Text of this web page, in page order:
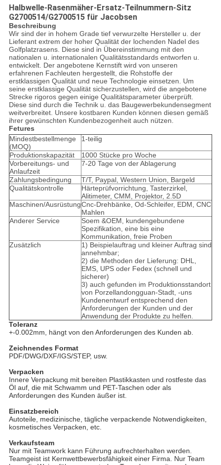
Halbwelle-Rasenmäher-Ersatz-Teilnummern-Sitz
G2700514/G2700515 für Jacobsen
Beschreibung
Wir sind der in hohem Grade tief verwurzelte Hersteller u. der
Lieferant extrem der hoher Qualität der lochenden Nadel des
Golfplatzrasens. Diese sind in Übereinstimmung mit den
nationalen u. internationalen Qualitätsstandards entworfen u.
entwickelt. Der angebotene Kernstift wird von unseren
erfahrenen Fachleuten hergestellt, die Rohstoffe der
erstklassigen Qualität und neue Technologie einsetzen. Um
seine erstklassige Qualität sicherzustellen, wird die angebotene
Strecke rigoros gegen einige Qualitätsparameter überprüft.
Diese sind durch die Technik u. das Baugewerbekundensegment
weitverbreitet. Unsere kostbaren Kunden können diesen gemäß
ihrer gewünschten Kundenbezogenheit auch nützen.
Fetures
Mindestbestellmenge
(MOQ)
1-teilig
Produktionskapazität
1000 Stücke pro Woche
Vorbereitungs- und
Anlaufzeit
7-20 Tage von der Ablagerung
Zahlungsbedingung
T/T, Paypal, Western Union, Bargeld
Qualitätskontrolle
Härteprüfvorrichtung, Tasterzirkel,
Alitimeter, CMM, Projektor, 2.5D
Maschinen/AusrüstungCnc-Drehbänke, Od-Schleifer, EDM, CNC
Mahlen
Anderer Service
Soem &OEM, kundengebundene
Spezifikation, eine bis eine
Kommunikation, freie Proben
Zusätzlich
1) Beispielauftrag und kleiner Auftrag sind
annehmbar;
2) die Methoden der Lieferung: DHL,
EMS, UPS oder Fedex (schnell und
sicherer)
3) auch gefunden im Produktionsstandort
von Porzellandongguan-Stadt, -uns
Kundenentwurf entsprechend den
Anforderungen der Kunden und der
Anwendung der Produkte zu helfen.
Toleranz
+-0.002mm, hängt von den Anforderungen des Kunden ab.
Zeichnendes Format
PDF/DWG/DXF/IGS/STEP, usw.
Verpacken
Innere Verpackung mit bereiten Plastikkasten und rostfeste das
Öl auf, die mit Schwamm und PET-Taschen oder als
Anforderungen des Kunden äußer ist.
Einsatzbereich
Autoteile, medizinische, tägliche verpackende Notwendigkeiten,
kosmetisches Verpacken, etc.
Verkaufsteam
Nur mit Teamwork kann Führung aufrechterhalten werden.
Teamgeist ist Kernwettbewerbsfähigkeit einer Firma. Nur Team